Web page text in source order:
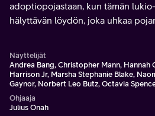
adoptiopojastaan, kun tämän
hälyttävän löydön, joka uhkaa
Näyttelijät
Andrea Bang, Christopher Mann, Hannah
Harrison Jr, Marsha Stephanie Blake,
Gaynor, Norbert Leo Butz, Octavia
Ohjaaja
Julius Onah